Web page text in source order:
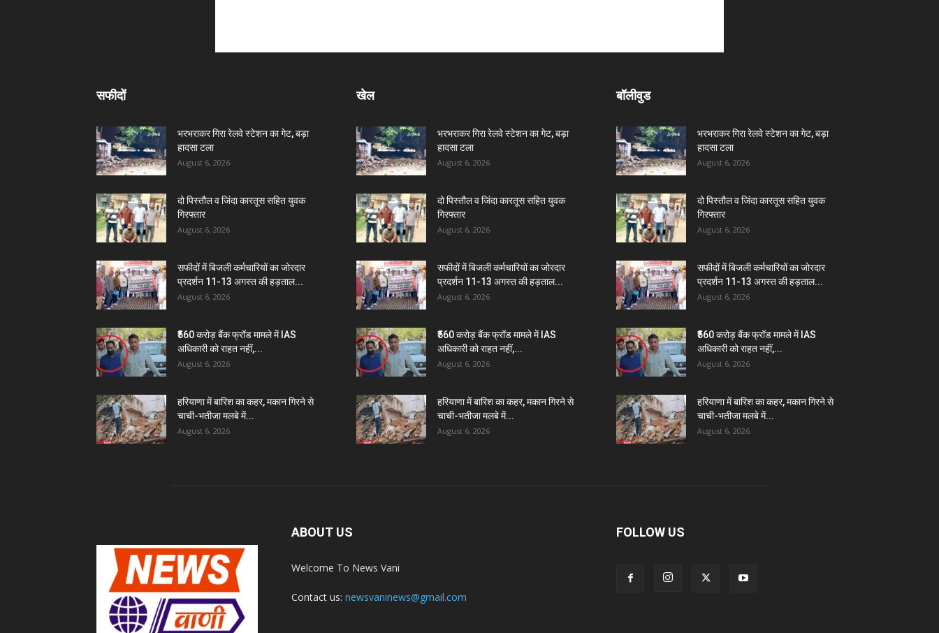
सफीदों
भरभराकर गिरा रेलवे स्टेशन का गेट, बड़ा
हादसा टला
August 6, 2026
दो पिस्तौल व जिंदा कारतूस सहित युवक
गिरफ्तार
August 6, 2026
सफीदों में बिजली कर्मचारियों का जोरदार
प्रदर्शन 11-13 अगस्त की हड़ताल...
August 6, 2026
₹560 करोड़ बैंक फ्रॉड मामले में IAS
अधिकारी को राहत नहीं,...
August 6, 2026
हरियाणा में बारिश का कहर, मकान गिरने से
चाची-भतीजा मलबे में...
August 6, 2026
खेल
भरभराकर गिरा रेलवे स्टेशन का गेट, बड़ा
हादसा टला
August 6, 2026
दो पिस्तौल व जिंदा कारतूस सहित युवक
गिरफ्तार
August 6, 2026
सफीदों में बिजली कर्मचारियों का जोरदार
प्रदर्शन 11-13 अगस्त की हड़ताल...
August 6, 2026
₹560 करोड़ बैंक फ्रॉड मामले में IAS
अधिकारी को राहत नहीं,...
August 6, 2026
हरियाणा में बारिश का कहर, मकान गिरने से
चाची-भतीजा मलबे में...
August 6, 2026
बॉलीवुड
भरभराकर गिरा रेलवे स्टेशन का गेट, बड़ा
हादसा टला
August 6, 2026
दो पिस्तौल व जिंदा कारतूस सहित युवक
गिरफ्तार
August 6, 2026
सफीदों में बिजली कर्मचारियों का जोरदार
प्रदर्शन 11-13 अगस्त की हड़ताल...
August 6, 2026
₹560 करोड़ बैंक फ्रॉड मामले में IAS
अधिकारी को राहत नहीं,...
August 6, 2026
हरियाणा में बारिश का कहर, मकान गिरने से
चाची-भतीजा मलबे में...
August 6, 2026
ABOUT US
Welcome To News Vani
Contact us: newsvaninews@gmail.com
FOLLOW US